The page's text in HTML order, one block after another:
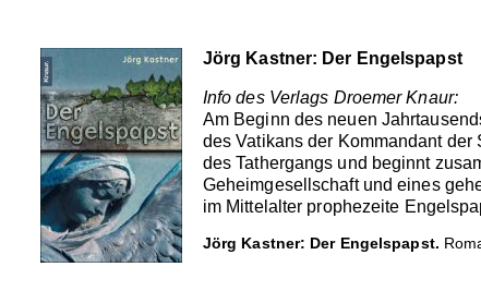
Jörg Kastner: Der Engelspapst
Info des Verlags Droemer Knaur:
Am Beginn des neuen
des Vatikans der Kommandant
des Tathergangs und beginnt
Geheimgesellschaft und eines
im Mittelalter prophezeite
Jörg Kastner: Der Engelspapst.